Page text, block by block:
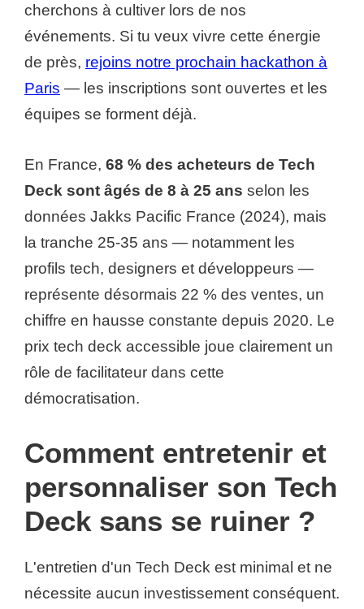
cherchons à cultiver lors de nos
événements. Si tu veux vivre cette énergie
de près, rejoins notre prochain hackathon à
Paris — les inscriptions sont ouvertes et les
équipes se forment déjà.
En France, 68 % des acheteurs de Tech
Deck sont âgés de 8 à 25 ans selon les
données Jakks Pacific France (2024), mais
la tranche 25-35 ans — notamment les
profils tech, designers et développeurs —
représente désormais 22 % des ventes, un
chiffre en hausse constante depuis 2020. Le
prix tech deck accessible joue clairement un
rôle de facilitateur dans cette
démocratisation.
Comment entretenir et
personnaliser son Tech
Deck sans se ruiner ?
L'entretien d'un Tech Deck est minimal et ne
nécessite aucun investissement conséquent.